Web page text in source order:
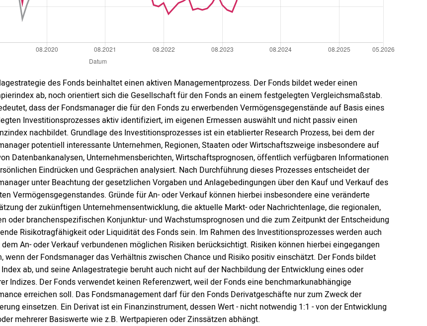
des Fonds beinhaltet einen aktiven Managementprozess. Der Fonds bildet weder einen
ab, noch orientiert sich die Gesellschaft für den Fonds an einem festgelegten Vergleichsmaßstab.
dass der Fondsmanager die für den Fonds zu erwerbenden Vermögensgegenstände auf Basis eines
Investitionsprozesses aktiv identifiziert, im eigenen Ermessen auswählt und nicht passiv einen
nachbildet. Grundlage des Investitionsprozesses ist ein etablierter Research Prozess, bei dem der
potentiell interessante Unternehmen, Regionen, Staaten oder Wirtschaftszweige insbesondere auf
Datenbankanalysen, Unternehmensberichten, Wirtschaftsprognosen, öffentlich verfügbaren Informationen
Eindrücken und Gesprächen analysiert. Nach Durchführung dieses Prozesses entscheidet der
unter Beachtung der gesetzlichen Vorgaben und Anlagebedingungen über den Kauf und Verkauf des
Vermögensgegenstandes. Gründe für An- oder Verkauf können hierbei insbesondere eine veränderte
der zukünftigen Unternehmensentwicklung, die aktuelle Markt- oder Nachrichtenlage, die regionalen,
oder branchenspezifischen Konjunktur- und Wachstumsprognosen und die zum Zeitpunkt der Entscheidung
Risikotragfähigkeit oder Liquidität des Fonds sein. Im Rahmen des Investitionsprozesses werden auch
An- oder Verkauf verbundenen möglichen Risiken berücksichtigt. Risiken können hierbei eingegangen
wenn der Fondsmanager das Verhältnis zwischen Chance und Risiko positiv einschätzt. Der Fonds bildet
ab, und seine Anlagestrategie beruht auch nicht auf der Nachbildung der Entwicklung eines oder
Indizes. Der Fonds verwendet keinen Referenzwert, weil der Fonds eine benchmarkunabhängige
erreichen soll. Das Fondsmanagement darf für den Fonds Derivatgeschäfte nur zum Zweck der
einsetzen. Ein Derivat ist ein Finanzinstrument, dessen Wert - nicht notwendig 1:1 - von der Entwicklung
mehrerer Basiswerte wie z.B. Wertpapieren oder Zinssätzen abhängt.